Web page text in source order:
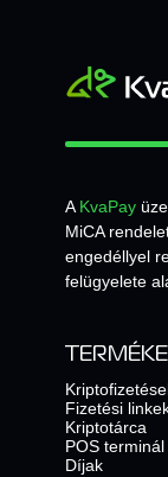
AKvaPay
MiCA
engedéllyel
felügyelete
Fizetési
Kriptotárca
POS terminál
Díjak